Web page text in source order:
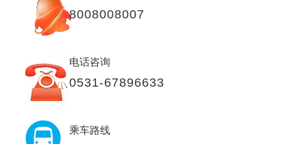
8008008007
电话咨询
0531-67896633
乘车路线